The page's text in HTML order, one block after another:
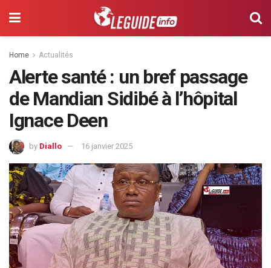
Home Actualités
Alerte santé : un bref passage
de Mandian Sidibé à l’hôpital
Ignace Deen
by Diallo 16 janvier 2025